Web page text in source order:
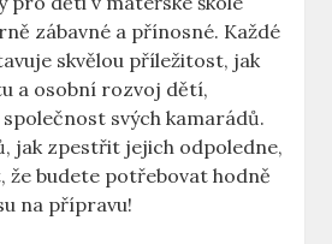
zábavné a přínosné. Každé
skvělou příležitost, ⁣jak
a osobní rozvoj dětí,
svých kamarádů.
jak zpestřit jejich odpoledne,
že budete potřebovat hodně
na přípravu!